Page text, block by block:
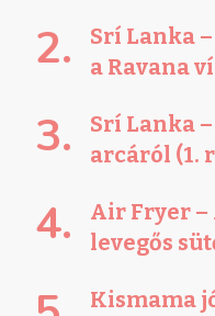
Srí Lanka
a Ravana
Srí Lanka
arcáról (1.
Air Fryer –
levegős
Kismama